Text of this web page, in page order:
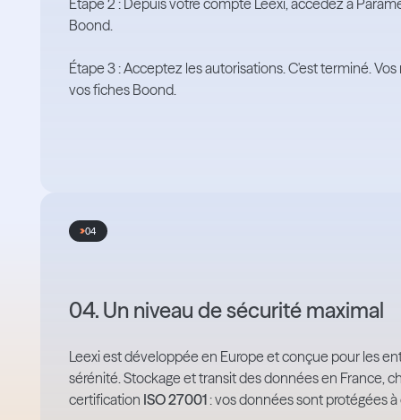
Étape 2 : Depuis votre compte Leexi, accédez à
Boond.
Étape 3 : Acceptez les autorisations. C'est terminé.
vos fiches Boond.
04
04. Un niveau de sécurité maximal
Leexi est développée en Europe et conçue pour les
sérénité. Stockage et transit des données en France,
certification ISO 27001: vos données sont protégées